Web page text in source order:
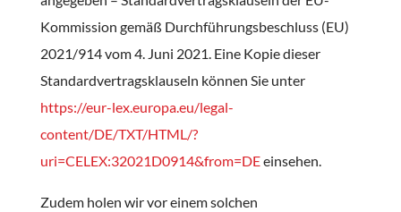
Kommission gemäß Durchführungsbeschluss (EU)
2021/914 vom 4. Juni 2021. Eine Kopie dieser
Standardvertragsklauseln können Sie unter
https://eur-lex.europa.eu/legal-
content/DE/TXT/HTML/?
uri=CELEX:32021D0914&from=DEeinsehen.
Zudem holen wir vor einem solchen